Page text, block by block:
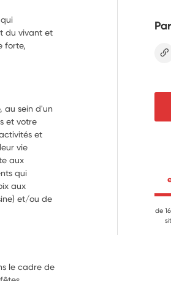
du vivant et
forte,
au sein d'un
et votre
et
vie
aux
qui
aux
et/ou de
le cadre de
de